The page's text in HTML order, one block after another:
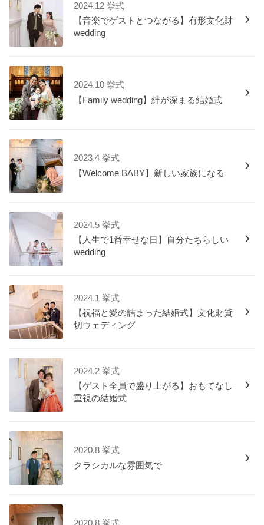
2024.12 挙式
【音楽でゲストとつながる】有形文化財
wedding
2024.10 挙式
【Family wedding】絆が深まる結婚式
2023.4 挙式
【Welcome BABY】新しい家族になる
2024.5 挙式
【人生で1番幸せな日】自分たちらしい
wedding
2024.1 挙式
【祝福と愛の詰まった結婚式】文化財貸
切ウェディング
2024.2 挙式
【ゲスト全員で盛り上がる】おもてなし
重視の結婚式
2020.8 挙式
クラシカルな雰囲気で